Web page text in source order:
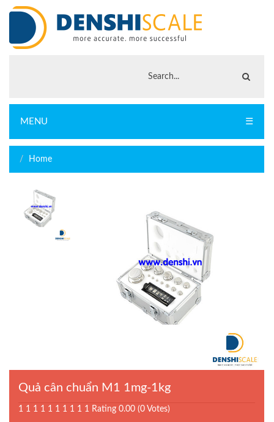
MENU ☰
Home
Quả cân chuẩn M1 1mg-1kg
1 1 1 1 1 1 1 1 1 1 Rating 0.00 (0 Votes)